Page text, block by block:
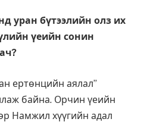
уран бүтээлийн олз их
үеийн сонин
?
ертөнцийн аялал”
байна. Орчин үеийн
Намжил хүүгийн адал